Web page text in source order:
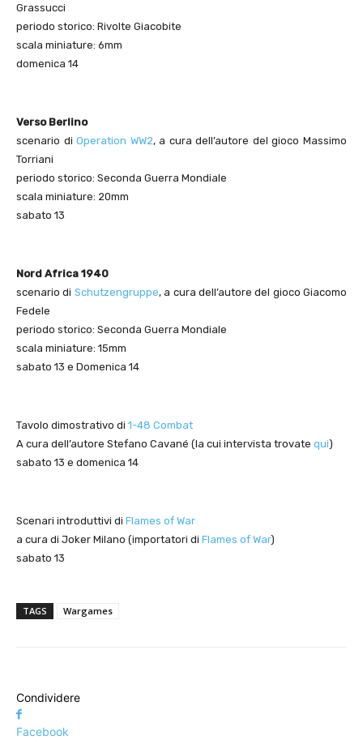
Grassucci
periodo storico: Rivolte Giacobite
scala miniature: 6mm
domenica 14
Verso Berlino
scenario diOperation WW2, a cura dell’autore del gioco Massimo
Torriani
periodo storico: Seconda Guerra Mondiale
scala miniature: 20mm
sabato 13
Nord Africa 1940
scenario di Schutzengruppe, a cura dell’autore del gioco Giacomo
Fedele
periodo storico: Seconda Guerra Mondiale
scala miniature: 15mm
sabato 13 e Domenica 14
Tavolo dimostrativo di 1-48 Combat
A cura dell’autore Stefano Cavané (la cui intervista trovate qui)
sabato 13 e domenica 14
Scenari introduttivi di Flames of War
a cura di Joker Milano (importatori di Flames of War)
sabato 13
TAGS Wargames
Condividere
Facebook